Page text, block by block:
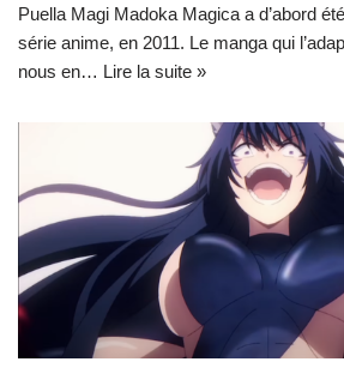
Puella Magi Madoka Magica a d’abord
série anime, en 2011. Le manga qui
nous en… Lire la suite »